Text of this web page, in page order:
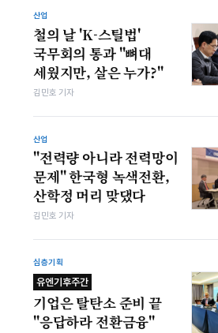
산업
철의 날 'K-스틸법'
국무회의 통과 "뼈대
세웠지만, 살은 누가?"
김민호 기자
산업
"전력량 아니라 전력망이
문제" 한국형 녹색전환,
산학정 머리 맞댔다
김민호 기자
심층기획
유엔기후주간
기업은 탈탄소 준비 끝
"응답하라 전환금융"